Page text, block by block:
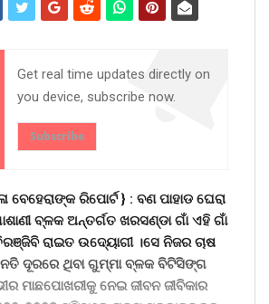
Get real time updates directly on
you device, subscribe now.
Subscribe
ବେହେରାଙ୍କ ରିପୋର୍ଟ } : ବଣ ପାହାଡ ଘେରା
ବ୍ଳକ ଅନ୍ତର୍ଗତ ଖରସଣ୍ଡା ଗାଁ ଏହି ଗାଁ
ରାଇତ ଉଦ୍ୟୋଗୀ ।ସେ ନିଜର ଚାଷ
ଦୂରରେ ଥିବା ଗୁମ୍ମା ବ୍ଳକ ବିଟିସିଙ୍ଗ
ମାଛପୋଖରୀକୁ ନେଇ ଜୀବନ ଜୀବିକାର